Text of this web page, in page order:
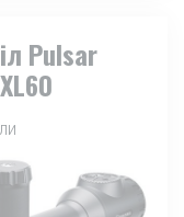
Pulsar